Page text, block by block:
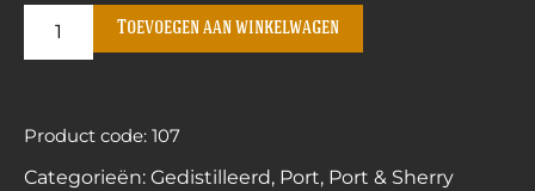
Toevoegen aan winkelwagen
Product code: 107
Categorieën: Gedistilleerd, Port, Port & Sherry